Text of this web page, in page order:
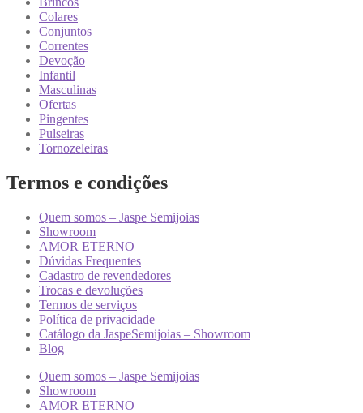
Colares
Conjuntos
Correntes
Devoção
Infantil
Masculinas
Ofertas
Pingentes
Pulseiras
Tornozeleiras
Termos e condições
Quem somos – Jaspe Semijoias
Showroom
AMOR ETERNO
Dúvidas Frequentes
Cadastro de revendedores
Trocas e devoluções
Termos de serviços
Política de privacidade
Catálogo da JaspeSemijoias – Showroom
Blog
Quem somos – Jaspe Semijoias
Showroom
AMOR ETERNO